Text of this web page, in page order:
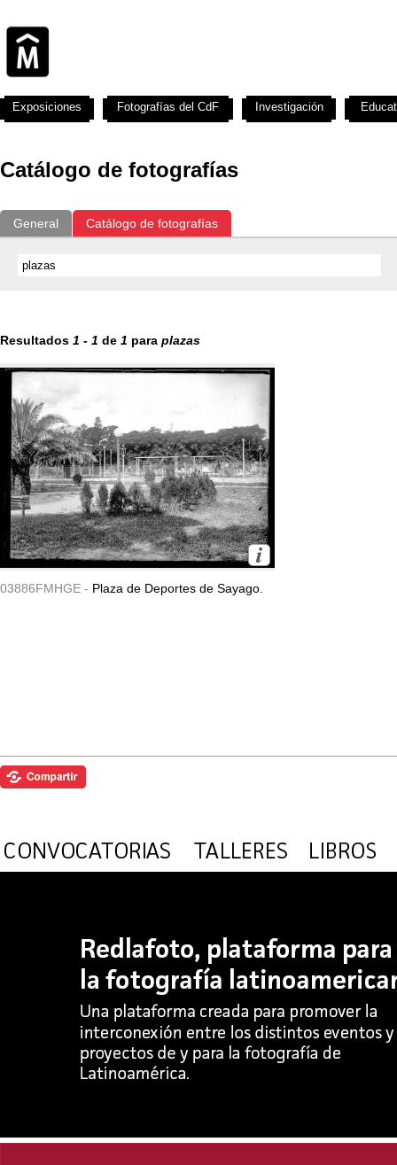
Catálogo de fotografías
General Catálogo de fotografías
Resultados 1 - 1 de 1 para plazas
03886FMHGE - Plaza de Deportes de Sayago.
Exposiciones Fotografías del CdF Investigación